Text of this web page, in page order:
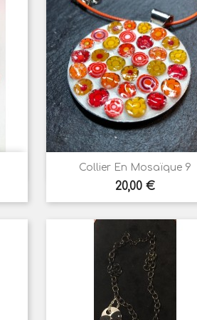
Collier En Mosaïque 9
Prix
20,00 €
Aperçu rapide